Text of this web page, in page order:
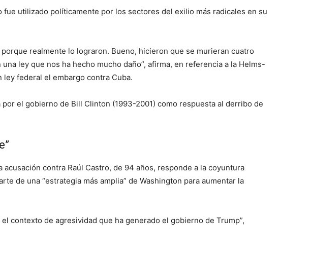
fue utilizado políticamente por los sectores del exilio más radicales en su
realmente lo lograron. Bueno, hicieron que se murieran cuatro
ley que nos ha hecho mucho daño”, afirma, en referencia a la Helms-
federal el embargo contra Cuba.
por el gobierno de Bill Clinton (1993-2001) como respuesta al derribo de
acusación contra Raúl Castro, de 94 años, responde a la coyuntura
de una “estrategia más amplia” de Washington para aumentar la
contexto de agresividad que ha generado el gobierno de Trump”,